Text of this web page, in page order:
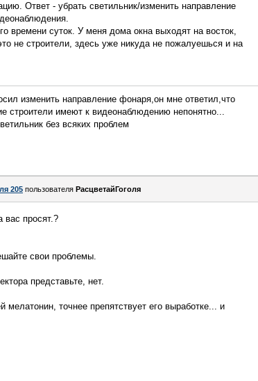
Ответ - убрать светильник/изменить направление
времени суток. У меня дома окна выходят на восток,
не строители, здесь уже никуда не пожалуешься и на
изменить направление фонаря,он мне ответил,что
строители имеют к видеонаблюдению непонятно...
без всяких проблем
205 пользователя РасцветайГоголя
вас просят.?
свои проблемы.
представьте, нет.
точнее препятствует его выработке... и